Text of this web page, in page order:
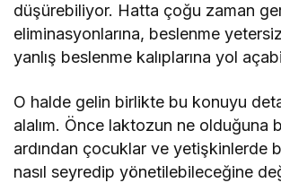
düşürebiliyor. Hatta çoğu zaman
eliminasyonlarına, beslenme
yanlış beslenme kalıplarına yol
O halde gelin birlikte bu konuyu
alalım. Önce laktozun ne olduğuna
ardından çocuklar ve yetişkinlerde
nasıl seyredip yönetilebileceğine